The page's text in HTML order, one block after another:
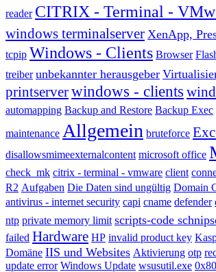
reader CITRIX - Terminal -
windows terminalserver XenApp,
tcpip Windows - Clients Browser
treiber unbekannter herausgeber
printserverwindows - clients
automapping Backup and Restore Backup Exec
maintenance Allgemein bruteforce
disallowsmimeexternalcontent microsoft office
check_mk citrix - terminal - vmware client
R2 Aufgaben Die Daten sind ungültig Domain
antivirus - internet security capi cname defender
ntp private memory limit scripts-code
failed Hardware HP invalid product key
Domäne IIS und Websites Aktivierung otp
update error Windows Update wsusutil.exe